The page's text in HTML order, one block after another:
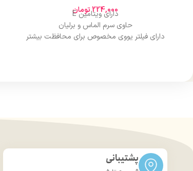
224,000تومان
دارای ویتامین E
حاوی سرم الماس و برلیان
دارای فیلتر یووی مخصوص برای محافظت بیشتر
پشتیبانی